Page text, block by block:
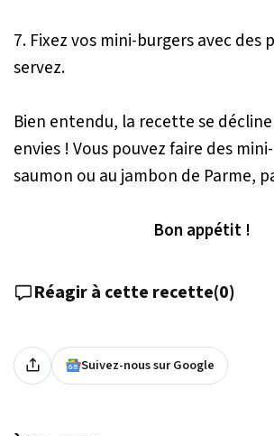
7. Fixez vos mini-burgers avec des
servez.
Bien entendu, la recette se
envies ! Vous pouvez faire des
saumon ou au jambon de Parme,
Bon appétit !
Réagir à cette recette(0)
Suivez-nous sur Google